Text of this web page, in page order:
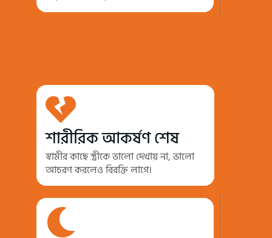
শারীরিক আকর্ষণ শেষ
স্বামীর কাছে স্ত্রীকে ভালো দেখায় না, ভালো
আচরণ করলেও বিরক্তি লাগে।